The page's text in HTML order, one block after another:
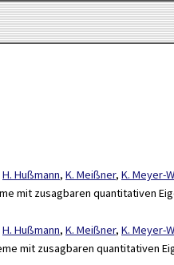
H. Hußmann, K. Meißner, K. Meyer-
mit zusagbaren quantitativen
H. Hußmann, K. Meißner, K. Meyer-
mit zusagbaren quantitativen